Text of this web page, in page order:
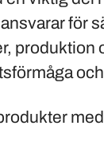
för
produktion